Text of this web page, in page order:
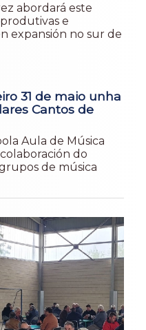
abordará este
e
expansión no sur de
31 de maio unha
Cantos de
Aula de Música
do
de música